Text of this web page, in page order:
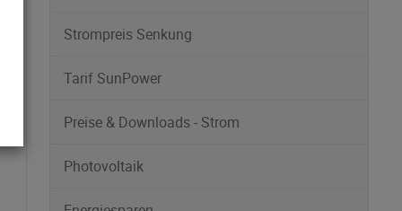
Strompreis Senkung
Tarif SunPower
Preise & Downloads - Strom
Photovoltaik